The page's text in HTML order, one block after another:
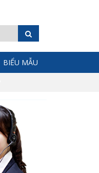
BIỂU MẪU